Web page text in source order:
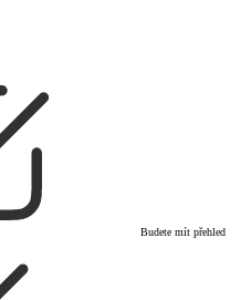
Budete mít přehled